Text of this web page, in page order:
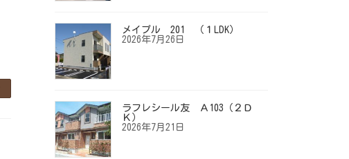
メイプル 201 （１LDK）
2026年7月26日
ラフレシール友 Ａ103（２Ｄ
Ｋ）
2026年7月21日